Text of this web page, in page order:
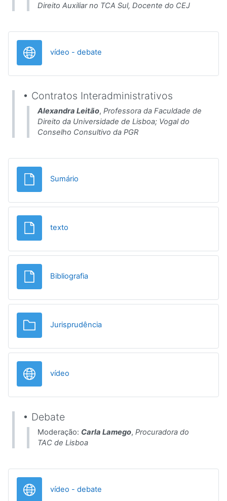
Direito Auxiliar no TCA Sul, Docente do CEJ
vídeo - debate
• Contratos Interadministrativos
Alexandra Leitão, Professora da Faculdade de
Direito da Universidade de Lisboa; Vogal do
Conselho Consultivo da PGR
Sumário
texto
BibliografiaFile
JurisprudênciaFolder
vídeo
• Debate
Moderação: Carla Lamego, Procuradora do
TAC de Lisboa
vídeo - debate